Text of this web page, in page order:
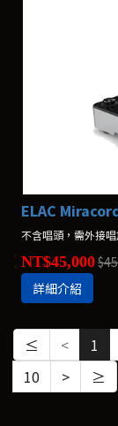
ELAC
不含唱頭，需外接唱
NT$45,000
詳細介紹
≤ < 1
10
> ≥